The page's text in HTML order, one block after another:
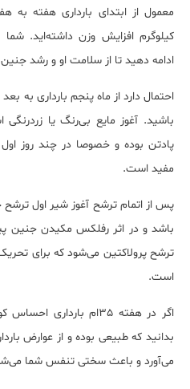
کیلوگرم افزایش وزن داشته‌اید.
ادامه دهید تا از سلامت او و رشد
احتمال دارد از ماه پنجم بارداری به
باشید. آغوز مایع بی‌رنگ یا
پادتن بوده و خصوصا در چند روز اول
مفید است.
پس از اتمام ترشح آغوز شیر اول
باشد و در اثر رفلکس مکیدن جنین
ترشح پرولاکتین می‌شود که برای
است.
اگر در هفته 35ام
بدانید که طبیعی بوده و از عوارض
می‌آورد و باعث سختی تنفس شما